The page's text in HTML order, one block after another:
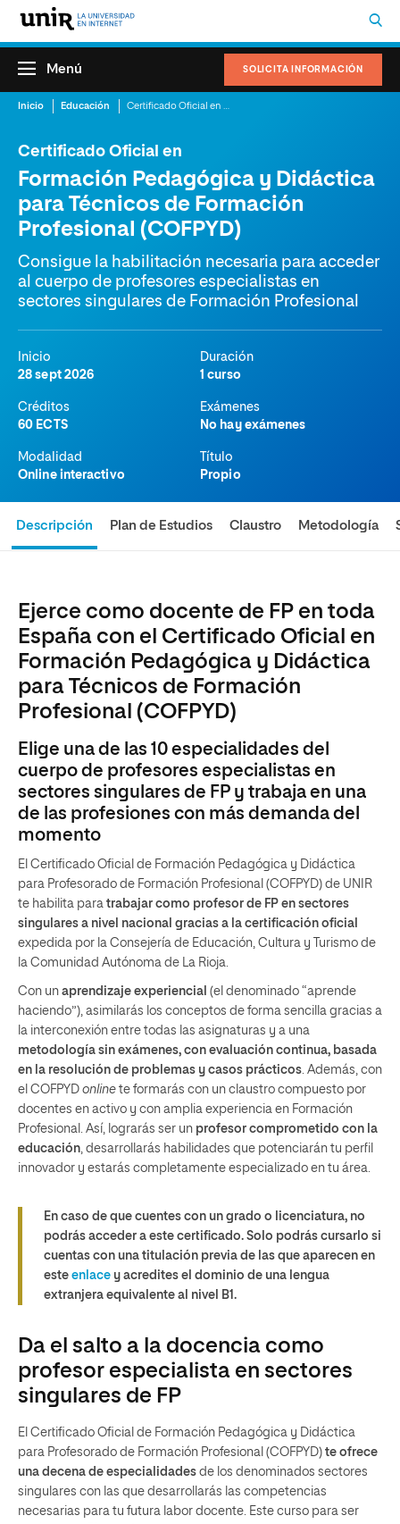
SOLICITA INFORMACIÓN
Menú
Inicio Educación
Certificado Oficial en
Formación Pedagógica y Didáctica
para Técnicos de Formación
Profesional (COFPYD)
Consigue la habilitación necesaria para acceder
al cuerpo de profesores especialistas en
sectores singulares de Formación Profesional
Inicio
28 sept 2026
Duración
1 curso
Créditos
60 ECTS
Exámenes
No hay exámenes
Modalidad
Online interactivo
Título
Propio
Descripción Plan de Estudios Claustro Metodología
Ejerce como docente de FP en toda
España con el Certificado Oficial en
Formación Pedagógica y Didáctica
para Técnicos de Formación
Profesional (COFPYD)
Elige una de las 10 especialidades del
cuerpo de profesores especialistas en
sectores singulares de FP y trabaja en una
de las profesiones con más demanda del
momento
El Certificado Oficial de Formación Pedagógica y Didáctica
para Profesorado de Formación Profesional (COFPYD) de UNIR
te habilita para trabajar como profesor de FP en sectores
singulares a nivel nacional gracias a la certificación oficial
expedida por la Consejería de Educación, Cultura y Turismo de
la Comunidad Autónoma de La Rioja.
Con un aprendizaje experiencial (el denominado “aprende
haciendo”), asimilarás los conceptos de forma sencilla gracias a
la interconexión entre todas las asignaturas y a una
metodología sin exámenes, con evaluación continua, basada
en la resolución de problemas y casos prácticos. Además, con
el COFPYD online te formarás con un claustro compuesto por
docentes en activo y con amplia experiencia en Formación
Profesional. Así, lograrás ser un profesor comprometido con la
educación, desarrollarás habilidades que potenciarán tu perfil
innovador y estarás completamente especializado en tu área.
En caso de que cuentes con un grado o licenciatura, no
podrás acceder a este certificado. Solo podrás cursarlo si
cuentas con una titulación previa de las que aparecen en
este enlace y acredites el dominio de una lengua
extranjera equivalente al nivel B1.
Da el salto a la docencia como
profesor especialista en sectores
singulares de FP
El Certificado Oficial de Formación Pedagógica y Didáctica
para Profesorado de Formación Profesional (COFPYD) te ofrece
una decena de especialidades de los denominados sectores
singulares con las que desarrollarás las competencias
necesarias para tu futura labor docente. Este curso para ser